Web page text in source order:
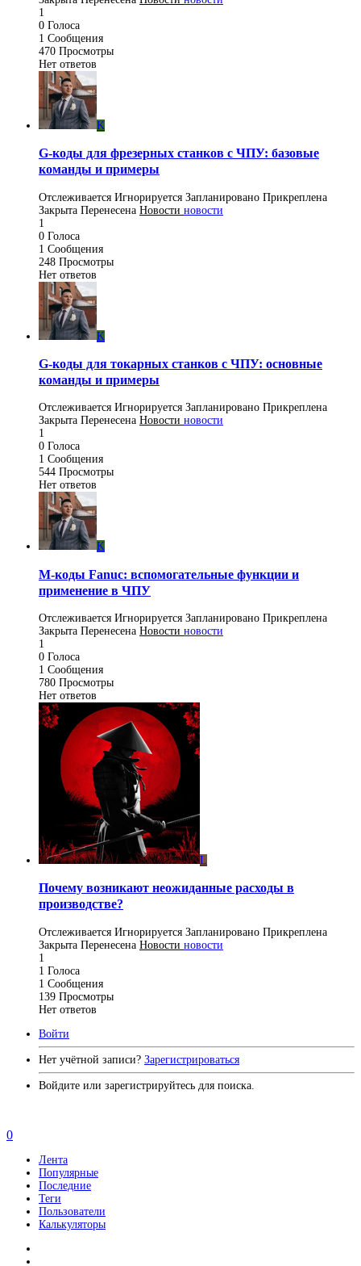
1
0 Голоса
1 Сообщения
470 Просмотры
Нет ответов
K
G-коды для фрезерных станков с ЧПУ: базовые
команды и примеры
Отслеживается Игнорируется Запланировано Прикреплена
Закрыта Перенесена Новости новости
1
0 Голоса
1 Сообщения
248 Просмотры
Нет ответов
K
G-коды для токарных станков с ЧПУ: основные
команды и примеры
Отслеживается Игнорируется Запланировано Прикреплена
Закрыта Перенесена Новости новости
1
0 Голоса
1 Сообщения
544 Просмотры
Нет ответов
K
M-коды Fanuc: вспомогательные функции и
применение в ЧПУ
Отслеживается Игнорируется Запланировано Прикреплена
Закрыта Перенесена Новости новости
1
0 Голоса
1 Сообщения
780 Просмотры
Нет ответов
L
Почему возникают неожиданные расходы в
производстве?
Отслеживается Игнорируется Запланировано Прикреплена
Закрыта Перенесена Новости новости
1
1 Голоса
1 Сообщения
139 Просмотры
Нет ответов
Войти
Нет учётной записи? Зарегистрироваться
Войдите или зарегистрируйтесь для поиска.
0
Лента
Популярные
Последние
Теги
Пользователи
Калькуляторы